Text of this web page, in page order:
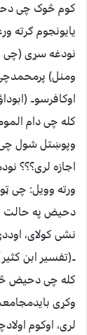
کوم څوک چی
یایونجوم ګرته
نودغه سړی (چی
ومنل)
اوکافرسو۔
کله چی دام
وپوښتل شول
اجازه لری؟؟؟
ورته وویل: چی
دحیض په حالت
نشی کولای،
۔(تفسیر ابن
کله چی دحیض
وکړی
لری، اوکوم